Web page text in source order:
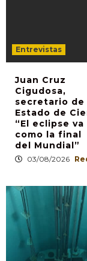
Entrevistas
Juan Cruz
Cigudosa,
secretario de
Estado de
“El eclipse va
como la final
del Mundial”
03/08/2026